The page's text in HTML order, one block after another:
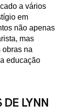
a vários
em
não apenas
mas
obras na
educação
DE LYNN